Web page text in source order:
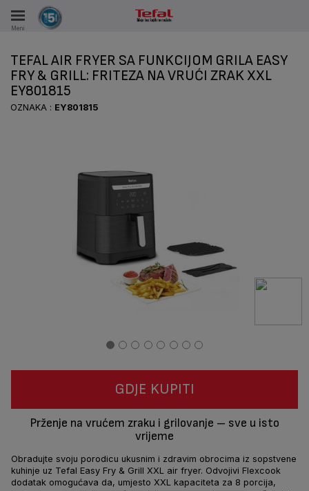
Meni
TOKOM 15 GODINA
TEFAL AIR FRYER SA FUNKCIJOM GRILA EASY
FRY & GRILL: FRITEZA NA VRUĆI ZRAK XXL
EY801815
OZNAKA : EY801815
GDJE KUPITI
Prženje na vrućem zraku i grilovanje – sve u isto
vrijeme
Obradujte svoju porodicu ukusnim i zdravim obrocima iz sopstvene
kuhinje uz Tefal Easy Fry & Grill XXL air fryer. Odvojivi Flexcook
dodatak omogućava da, umjesto XXL kapaciteta za 8 porcija,